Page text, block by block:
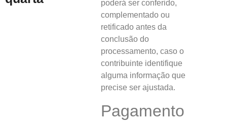
poderá ser conferido,
complementado ou
retificado antes da
conclusão do
processamento, caso o
contribuinte identifique
alguma informação que
precise ser ajustada.
Pagamento